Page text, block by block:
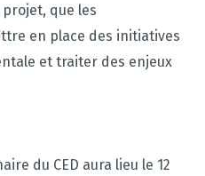
que les
en place des initiatives
et traiter des enjeux
du CED aura lieu le 12